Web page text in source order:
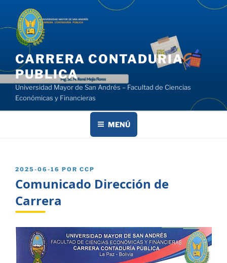
contenido
CARRERA CONTADURIA
PUBLICA
Universidad Mayor de San Andrés – Facultad de Ciencias
Económicas y Financieras
MENÚ
PUBLICADO
2025-06-16 POR CCP
Comunicado Dirección de
Carrera